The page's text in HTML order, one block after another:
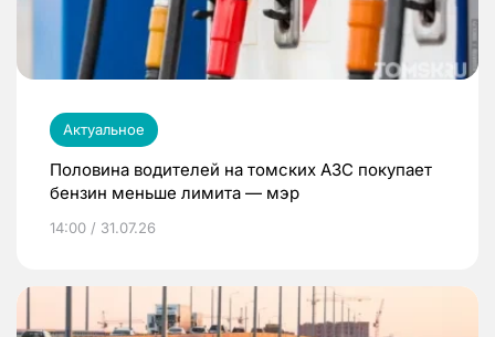
Актуальное
Половина водителей на томских АЗС покупает
бензин меньше лимита — мэр
14:00 / 31.07.26